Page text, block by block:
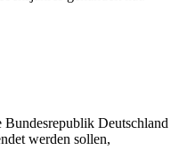
Bundesrepublik Deutschland
werden sollen,